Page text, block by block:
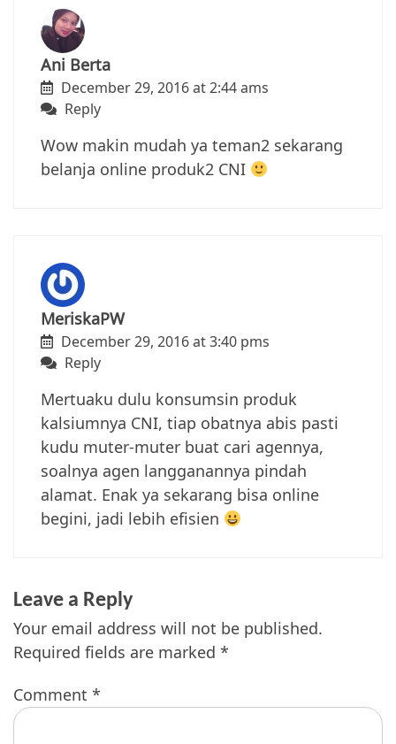
Ani Berta
December 29, 2016 at 2:44 ams
Reply
Wow makin mudah ya teman2 sekarang
belanja online produk2 CNI
MeriskaPW
December 29, 2016 at 3:40 pms
Reply
Mertuaku dulu konsumsin produk
kalsiumnya CNI, tiap obatnya abis pasti
kudu muter-muter buat cari agennya,
soalnya agen langganannya pindah
alamat. Enak ya sekarang bisa online
begini, jadi lebih efisien
Leave a Reply
Your email address will not be published.
Required fields are marked *
Comment *